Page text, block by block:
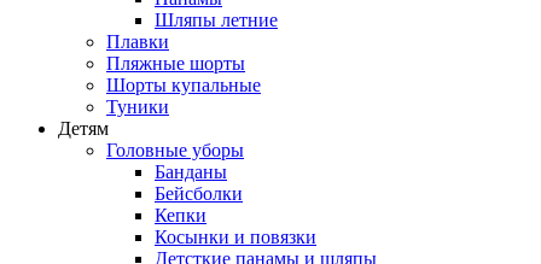
Шляпы летние
Плавки
Пляжные шорты
Шорты купальные
Туники
Детям
Головные уборы
Банданы
Бейсболки
Кепки
Косынки и повязки
Детсткие панамы и шляпы